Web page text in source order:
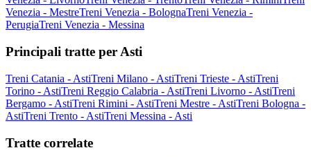
Venezia - MestreTreni Venezia - BolognaTreni Venezia -
PerugiaTreni Venezia - Messina
Principali tratte per Asti
Treni Catania - AstiTreni Milano - AstiTreni Trieste - AstiTreni
Torino - AstiTreni Reggio Calabria - AstiTreni Livorno - AstiTreni
Bergamo - AstiTreni Rimini - AstiTreni Mestre - AstiTreni Bologna -
AstiTreni Trento - AstiTreni Messina - Asti
Tratte correlate